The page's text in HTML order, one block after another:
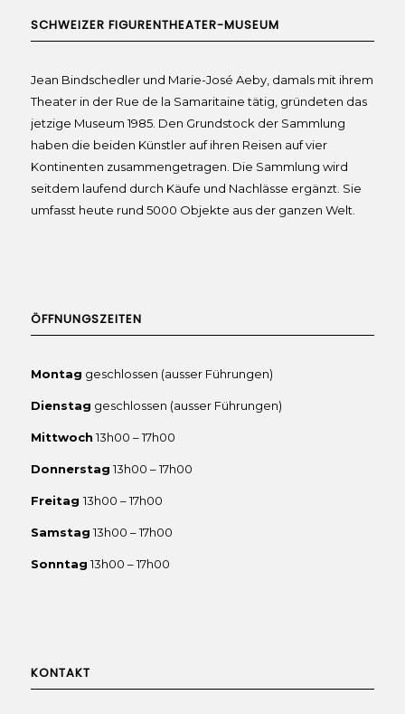
SCHWEIZER FIGURENTHEATER-MUSEUM
Jean Bindschedler und Marie-José Aeby, damals mit ihrem
Theater in der Rue de la Samaritaine tätig, gründeten das
jetzige Museum 1985. Den Grundstock der Sammlung
haben die beiden Künstler auf ihren Reisen auf vier
Kontinenten zusammengetragen. Die Sammlung wird
seitdem laufend durch Käufe und Nachlässe ergänzt. Sie
umfasst heute rund 5000 Objekte aus der ganzen Welt.
ÖFFNUNGSZEITEN
Montag geschlossen (ausser Führungen)
Dienstag geschlossen (ausser Führungen)
Mittwoch13h00 – 17h00
Donnerstag13h00 – 17h00
Freitag13h00 – 17h00
Samstag13h00 – 17h00
Sonntag13h00 – 17h00
KONTAKT